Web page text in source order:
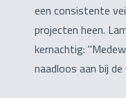
een consistente
projecten heen.
kernachtig:
naadloos aan bij de